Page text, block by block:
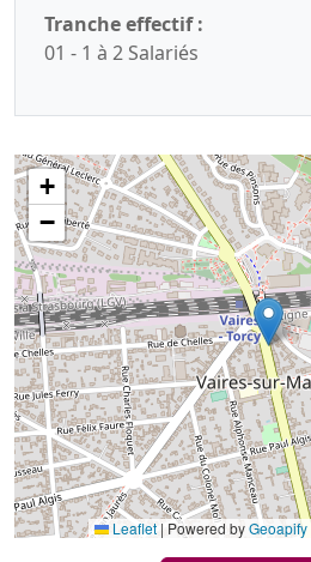
Tranche effectif :
01 - 1 à 2 Salariés
+
−
Leaflet | Powered byGeoapify